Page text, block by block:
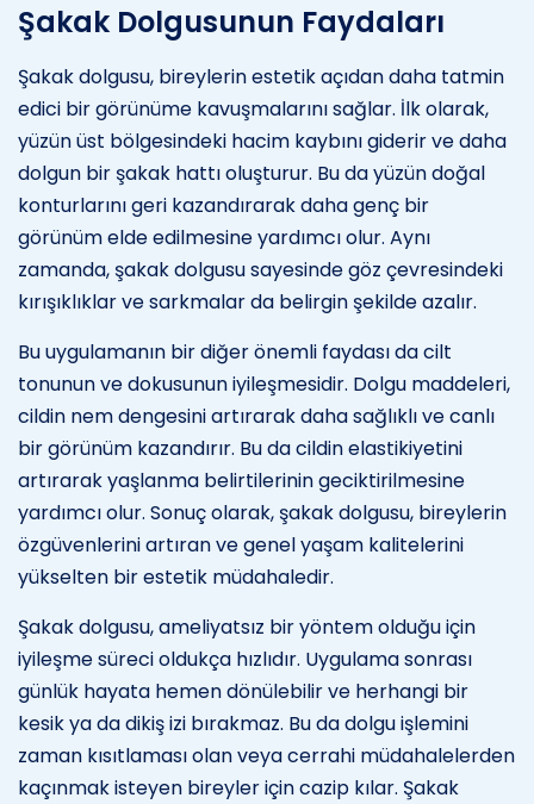
Şakak Dolgusunun Faydaları
Şakak dolgusu, bireylerin estetik açıdan daha tatmin
edici bir görünüme kavuşmalarını sağlar. İlk olarak,
yüzün üst bölgesindeki hacim kaybını giderir ve daha
dolgun bir şakak hattı oluşturur. Bu da yüzün doğal
konturlarını geri kazandırarak daha genç bir
görünüm elde edilmesine yardımcı olur. Aynı
zamanda, şakak dolgusu sayesinde göz çevresindeki
kırışıklıklar ve sarkmalar da belirgin şekilde azalır.
Bu uygulamanın bir diğer önemli faydası da cilt
tonunun ve dokusunun iyileşmesidir. Dolgu maddeleri,
cildin nem dengesini artırarak daha sağlıklı ve canlı
bir görünüm kazandırır. Bu da cildin elastikiyetini
artırarak yaşlanma belirtilerinin geciktirilmesine
yardımcı olur. Sonuç olarak, şakak dolgusu, bireylerin
özgüvenlerini artıran ve genel yaşam kalitelerini
yükselten bir estetik müdahaledir.
Şakak dolgusu, ameliyatsız bir yöntem olduğu için
iyileşme süreci oldukça hızlıdır. Uygulama sonrası
günlük hayata hemen dönülebilir ve herhangi bir
kesik ya da dikiş izi bırakmaz. Bu da dolgu işlemini
zaman kısıtlaması olan veya cerrahi müdahalelerden
kaçınmak isteyen bireyler için cazip kılar. Şakak